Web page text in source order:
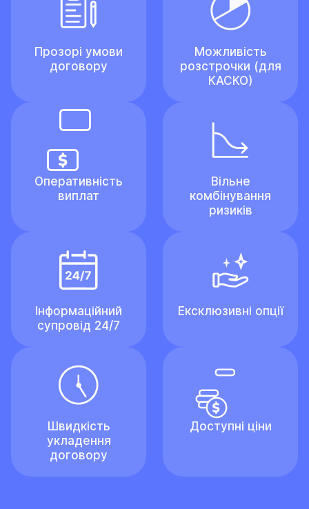
Прозорі умови
договору
Можливість
розстрочки (для
КАСКО)
Оперативність
виплат
Вільне
комбінування
ризиків
Інформаційний
супровід 24/7
Ексклюзивні опції
Швидкість
укладення
договору
Доступні ціни